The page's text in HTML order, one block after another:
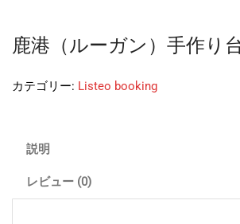
鹿港（ルーガン）手作り
カテゴリー: Listeo booking
説明
レビュー (0)